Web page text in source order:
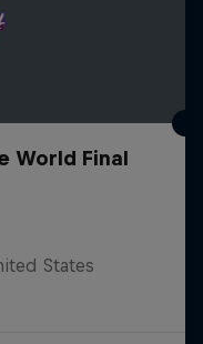
World Final
States